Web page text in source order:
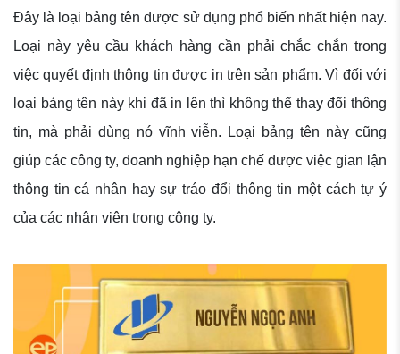
Đây là loại bảng tên được sử dụng phổ biến nhất hiện nay.
Loại này yêu cầu khách hàng cần phải chắc chắn trong
việc quyết định thông tin được in trên sản phẩm. Vì đối với
loại bảng tên này khi đã in lên thì không thể thay đổi thông
tin, mà phải dùng nó vĩnh viễn.
Loại bảng tên này cũng
giúp các công ty, doanh nghiệp hạn chế được việc gian lận
thông tin cá nhân hay sự tráo đổi thông tin một cách tự ý
của các nhân viên trong công ty.